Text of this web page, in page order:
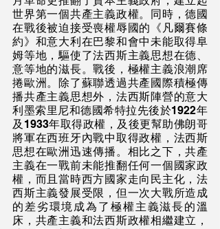
世界第一個共產主義政權。同時，德國
在戰後被迫接受喪權辱國的《凡爾賽條
約》和意大利在巴黎和會中未能取得阜
姆等地，驅使了法西斯主義思想在德、
意等地的滋長。戰後，極權主義浪潮席
捲歐洲。除了蘇聯透過共產國際積極傳
播共產主義思想外，法西斯陣營的意大
利墨索里尼和德國希特拉先後於1922年
及1933年取得政權，及後更幫助佛朗哥
將軍在西班牙內戰中取得政權，法西斯
思想在歐洲迅速傳播。相比之下，共產
主義在一戰前未能推翻任何一個國家政
權，而且當時西方國家走向民主化，法
西斯主義發展受限，但一次大戰所造成
的差劣環境成為了極權主義滋長的溫
床，共產主義和法西斯政權相繼建立，